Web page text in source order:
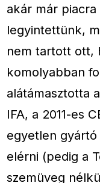
akár már
legyintettünk,
nem tartott ott,
komolyabban
alátámasztotta
IFA, a 2011-es
egyetlen
elérni (pedig a
szemüveg